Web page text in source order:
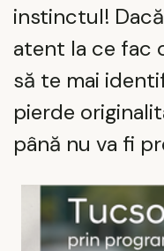
instinctul!
atent la ce fac
să te mai
pierde
până nu va fi